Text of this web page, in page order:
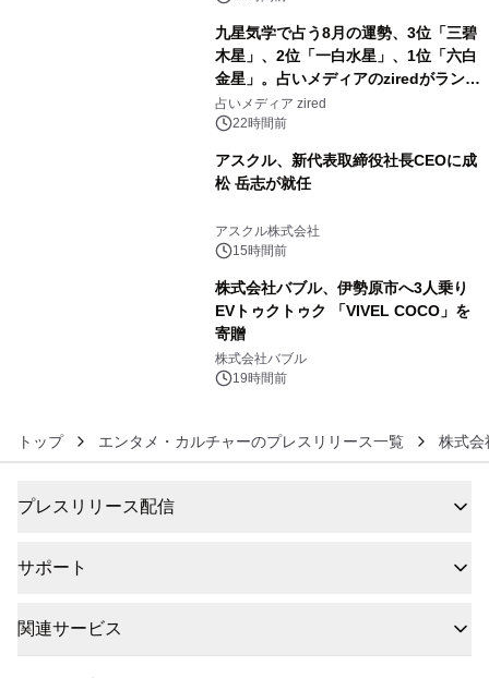
九星気学で占う8月の運勢、3位「三碧
木星」、2位「一白水星」、1位「六白
金星」。占いメディアのziredがランキ
ングを発表
占いメディア zired
22時間前
アスクル、新代表取締役社長CEOに成
松 岳志が就任
アスクル株式会社
15時間前
株式会社バブル、伊勢原市へ3人乗り
EVトゥクトゥク 「VIVEL COCO」を
寄贈
株式会社バブル
19時間前
トップ エンタメ・カルチャーのプレスリリース一覧 株式会
プレスリリース配信
サポート
関連サービス